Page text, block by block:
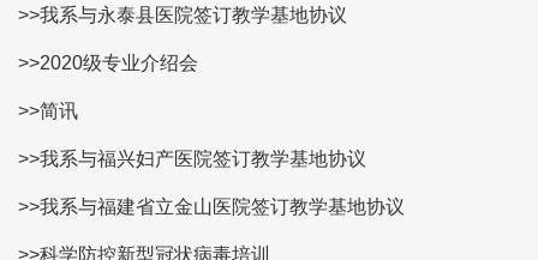
>>我系与永泰县医院签订教学基地协议
>>2020级专业介绍会
>>简讯
>>我系与福兴妇产医院签订教学基地协议
>>我系与福建省立金山医院签订教学基地协议
>>科学防控新型冠状病毒培训